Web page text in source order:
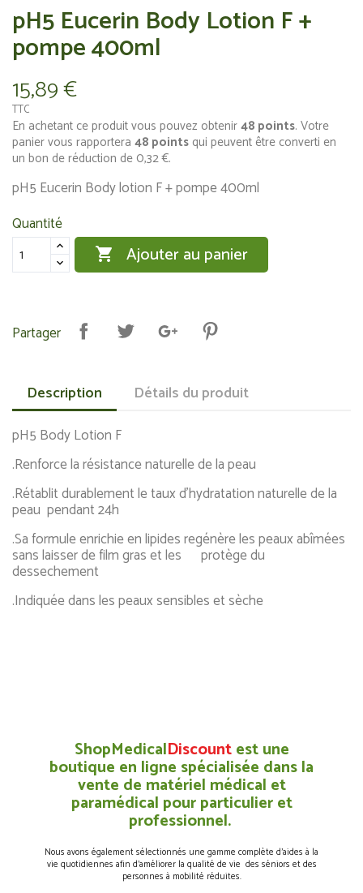
pH5 Eucerin Body Lotion F +
pompe 400ml
15,89 €
TTC
En achetant ce produit vous pouvez obtenir48 points. Votre
panier vous rapportera 48 points qui peuvent être converti en
un bon de réduction de 0,32 €.
pH5 Eucerin Body lotion F + pompe 400ml
Quantité
 Ajouter au panier
Partager
Description Détails du produit
pH5 Body Lotion F
.Renforce la résistance naturelle de la peau
.Rétablit durablement le taux d'hydratation naturelle de la
peau pendant 24h
.Sa formule enrichie en lipides regénère les peaux abîmées
sans laisser de film gras et les protège du
dessechement
.Indiquée dans les peaux sensibles et sèche
ShopMedicalDiscountest une
boutique en ligne spécialisée dans la
vente de matériel médical et
paramédical pour particulier et
professionnel.
Nous avons également sélectionnés une gamme complète d’aides à la
vie quotidiennes afin d’améliorer la qualité de vie des séniors et des
personnes à mobilité réduites.